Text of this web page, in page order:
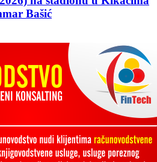
Bašić